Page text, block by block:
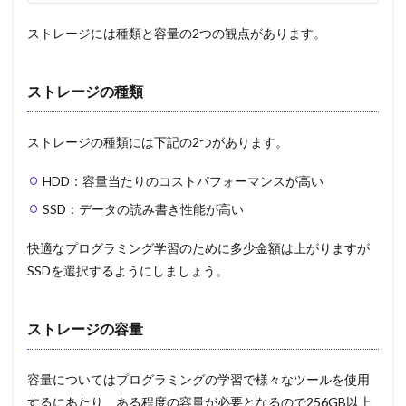
ストレージには種類と容量の2つの観点があります。
ストレージの種類
ストレージの種類には下記の2つがあります。
HDD：容量当たりのコストパフォーマンスが高い
SSD：データの読み書き性能が高い
快適なプログラミング学習のために多少金額は上がりますが
SSDを選択するようにしましょう。
ストレージの容量
容量についてはプログラミングの学習で様々なツールを使用
するにあたり、ある程度の容量が必要となるので256GB以上